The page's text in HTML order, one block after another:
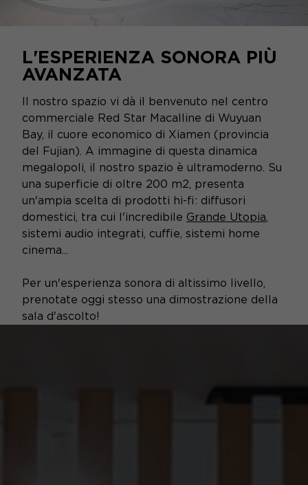
L'ESPERIENZA SONORA PIÙ
AVANZATA
Il nostro spazio vi dà il benvenuto nel centro
commerciale Red Star Macalline di Wuyuan
Bay, il cuore economico di Xiamen (provincia
del Fujian). A immagine di questa dinamica
megalopoli, il nostro spazio è ultramoderno. Su
una superficie di oltre 200 m2, presenta
un'ampia scelta di prodotti hi-fi: diffusori
domestici, tra cui l'incredibile Grande Utopia,
sistemi audio integrati, cuffie, sistemi home
cinema...
Per un'esperienza sonora di altissimo livello,
prenotate oggi stesso una dimostrazione della
sala d'ascolto!